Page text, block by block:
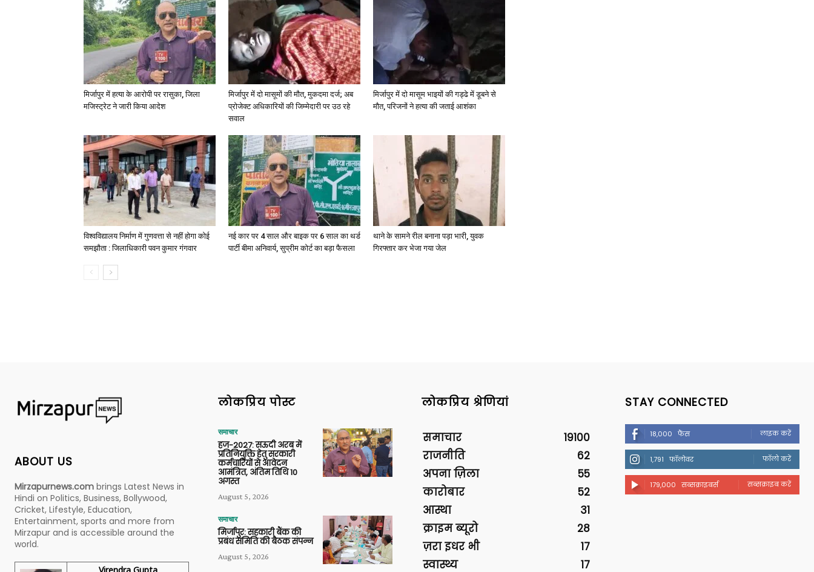
मिर्जापुर में हत्या के आरोपी पर रासुका, जिला
मजिस्ट्रेट ने जारी किया आदेश
मिर्जापुर में दो मासूमों की मौत, मुकदमा दर्ज; अब
प्रोजेक्ट अधिकारियों की जिम्मेदारी पर उठ रहे
सवाल
मिर्जापुर में दो मासूम भाइयों की गड्ढे में डूबने से
मौत, परिजनों ने हत्या की जताई आशंका
विश्वविद्यालय निर्माण में गुणवत्ता से नहीं होगा कोई
समझौता : जिलाधिकारी पवन कुमार गंगवार
नई कार पर 4 साल और बाइक पर 6 साल का थर्ड
पार्टी बीमा अनिवार्य, सुप्रीम कोर्ट का बड़ा फैसला
थाने के सामने रील बनाना पड़ा भारी, युवक
गिरफ्तार कर भेजा गया जेल
ABOUT US
Mirzapurnews.com brings Latest News in
Hindi on Politics, Business, Bollywood,
Cricket, Lifestyle, Education,
Entertainment, sports and more from
Mirzapur and is accessible around the
world.
लोकप्रिय पोस्ट
समाचार
हज-2027: सऊदी अरब में
प्रतिनियुक्ति हेतु सरकारी
कर्मचारियों से आवेदन
आमंत्रित, अंतिम तिथि 10
अगस्त
August 5, 2026
समाचार
मिर्जापुर: सहकारी बैंक की
प्रबंध समिति की बैठक संपन्न
August 5, 2026
लोकप्रिय श्रेणियां
समाचार
19100
राजनीति
62
अपना ज़िला
55
कारोबार
52
आस्था
31
क्राइम ब्यूरो
28
ज़रा इधर भी
17
स्वास्थ्य
17
STAY CONNECTED
18,000 फैंस लाइक करें
1,791 फॉलोवर फॉलो करें
179,000 सब्सक्राइबर्स सब्सक्राइब करें